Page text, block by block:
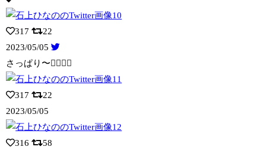
317
22
2023/05/05
さっぱり〜💇🏻‍♀️✨
317
22
2023/05/05
316
58